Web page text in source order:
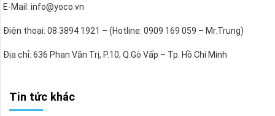
E-Mail: info@yoco.vn
Điện thoại: 08 3894 1921 – (Hotline: 0909 169 059 – Mr.Trung)
Địa chỉ: 636 Phan Văn Trị, P.10, Q.Gò Vấp – Tp. Hồ Chí Minh
Tin tức khác